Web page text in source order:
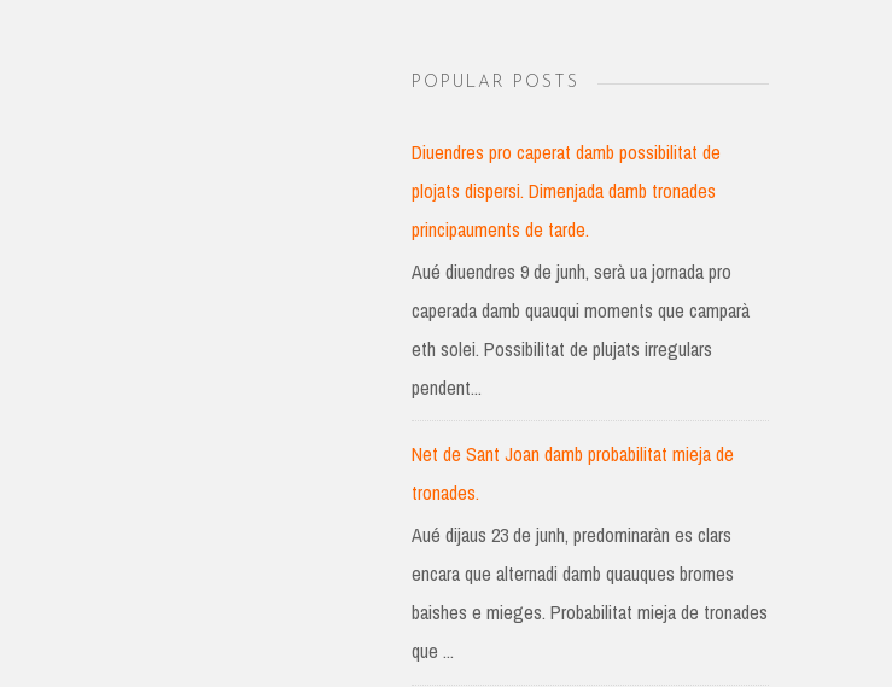
POPULAR POSTS
Diuendres pro caperat damb possibilitat de
plojats dispersi. Dimenjada damb tronades
principauments de tarde.
Aué diuendres 9 de junh, serà ua jornada pro
caperada damb quauqui moments que camparà
eth solei. Possibilitat de plujats irregulars
pendent...
Net de Sant Joan damb probabilitat mieja de
tronades.
Aué dijaus 23 de junh, predominaràn es clars
encara que alternadi damb quauques bromes
baishes e mieges. Probabilitat mieja de tronades
que ...